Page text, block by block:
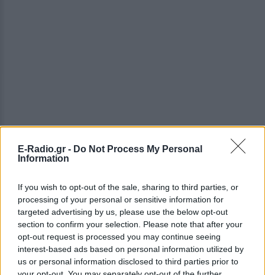
E-Radio.gr - Do Not Process My Personal
Information
If you wish to opt-out of the sale, sharing to third parties, or
processing of your personal or sensitive information for
targeted advertising by us, please use the below opt-out
section to confirm your selection. Please note that after your
opt-out request is processed you may continue seeing
interest-based ads based on personal information utilized by
us or personal information disclosed to third parties prior to
ΣΤΗΝ ΙΔΙΑ ΚΑΤΗΓΟΡΙΑ
Χρήστος Δάντης: «Συνάδελφοι
προσπαθούν να ξεχάσουν ότι
έγραψα το """"My Number
One""""»